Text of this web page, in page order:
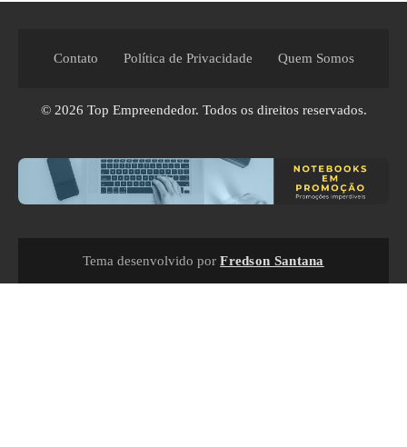
Contato Política de Privacidade Quem Somos
© 2026 Top Empreendedor. Todos os direitos reservados.
Tema desenvolvido por Fredson Santana